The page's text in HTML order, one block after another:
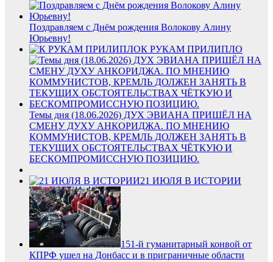
Поздравляем с Днём рождения Волокову Алину
Юрьевну!
К РУКАМ ПРИЛИПЛО
Темы дня (18.06.2026) ДУХ ЭВИАНА ПРИШЁЛ НА
СМЕНУ ДУХУ АНКОРИДЖА. ПО МНЕНИЮ
КОММУНИСТОВ, КРЕМЛЬ ДОЛЖЕН ЗАНЯТЬ В
ТЕКУЩИХ ОБСТОЯТЕЛЬСТВАХ ЧЁТКУЮ И
БЕСКОМПРОМИССНУЮ ПОЗИЦИЮ.
21 ИЮЛЯ В ИСТОРИИ
151-й гуманитарный конвой от
КПРФ ушел на Донбасс и в приграничные области